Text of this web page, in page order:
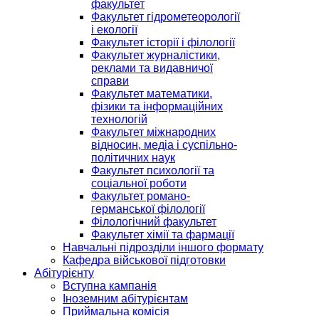
факультет
Факультет гідрометеорології
і екології
Факультет історії і філології
Факультет журналістики,
реклами та видавничої
справи
Факультет математики,
фізики та інформаційних
технологій
Факультет міжнародних
відносин, медіа і суспільно-
політичних наук
Факультет психології та
соціальної роботи
Факультет романо-
германської філології
Філологічний факультет
Факультет хімії та фармації
Навчальні підрозділи іншого формату
Кафедра військової підготовки
Абітурієнту
Вступна кампанія
Іноземним абітурієнтам
Приймальна комісія